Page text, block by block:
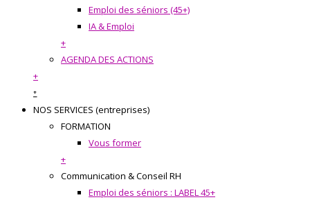
Emploi des séniors (45+)
IA & Emploi
+
AGENDA DES ACTIONS
+
+
NOS SERVICES (entreprises)
FORMATION
Vous former
+
Communication & Conseil RH
Emploi des séniors : LABEL 45+